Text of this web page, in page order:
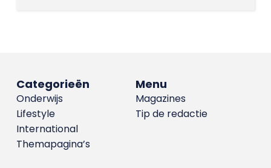
Menu
Magazines
Tip de redactie
Categorieën
Onderwijs
Lifestyle
International
Themapagina’s